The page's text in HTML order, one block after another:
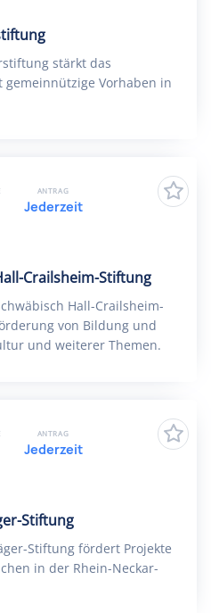
stärkt das
Vorhaben in
Crailsheim-Stiftung
Hall-Crailsheim-
von Bildung und
und weiterer Themen.
ANTRAG
Jederzeit
Stiftung
Stiftung fördert Projekte
in der Rhein-Neckar-
ANTRAG
Jederzeit